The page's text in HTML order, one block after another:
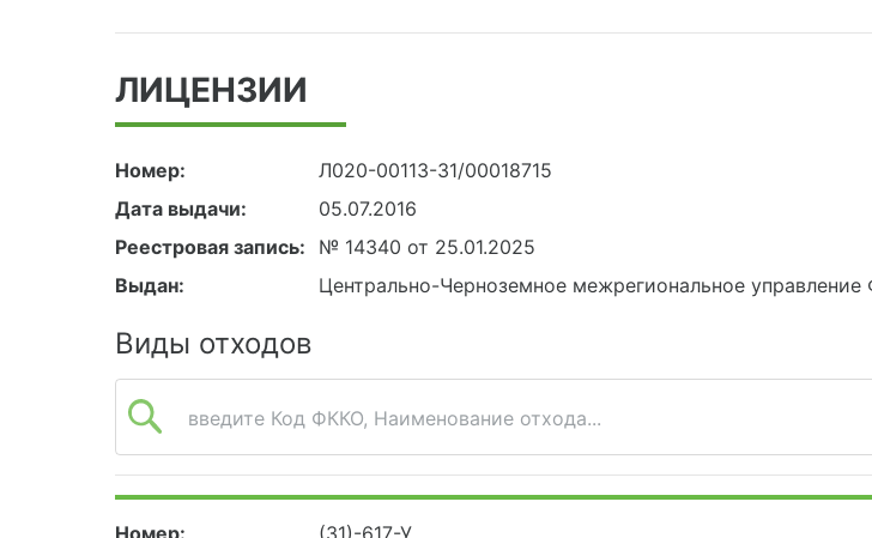
ЛИЦЕНЗИИ
Номер:
Л020-00113-31/00018715
Дата выдачи:
05.07.2016
Реестровая запись:
№ 14340 от 25.01.2025
Выдан:
Центрально-Черноземное межрегиональное
Виды отходов
введите Код ФККО, Наименование отхода...